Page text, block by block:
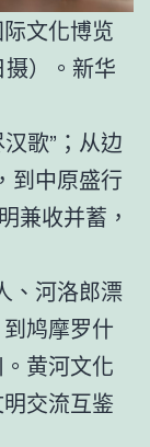
文化博览
）。新华
歌”；从边
到中原盛行
兼收并蓄，
、河洛郎漂
鸠摩罗什
黄河文化
交流互鉴